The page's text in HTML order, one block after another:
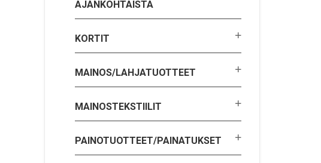
AJANKOHTAISTA
KORTIT
MAINOS/LAHJATUOTTEET
MAINOSTEKSTIILIT
PAINOTUOTTEET/PAINATUKSET